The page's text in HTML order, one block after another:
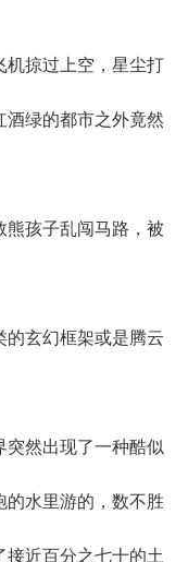
掠过上空，星尘打
酒绿的都市之外竟然
孩子乱闯马路，被
玄幻框架或是腾云
然出现了一种酷似
的水里游的，数不胜
近百分之七十的土